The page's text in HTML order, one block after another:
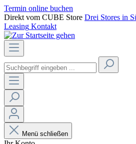
Termin online buchen
Direkt vom CUBE Store Drei Stores in
Leasing Kontakt
Menü schließen